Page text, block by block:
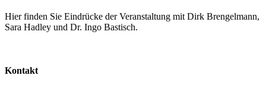
Hier finden Sie Eindrücke der Veranstaltung mit Dirk Brengelmann,
Sara Hadley und Dr. Ingo Bastisch.
Kontakt